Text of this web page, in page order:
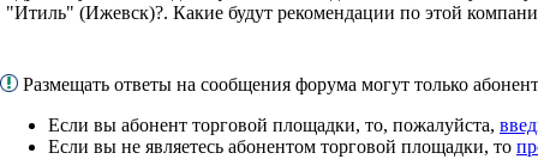
"Итиль" (Ижевск)?. Какие будут рекомендации по этой
Размещать ответы на сообщения форума могут только
Если вы абонент торговой площадки, то, пожалуйста,
Если вы не являетесь абонентом торговой площадки, то